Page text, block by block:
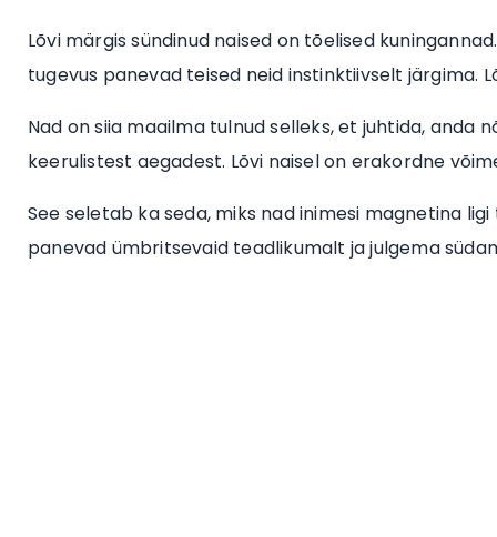
Lõvi märgis sündinud naised on tõelised
tugevus panevad teised neid instinktiivselt järgima.
Nad on siia maailma tulnud selleks, et juhtida, anda
keerulistest aegadest. Lõvi naisel on erakordne
See seletab ka seda, miks nad inimesi magnetina
panevad ümbritsevaid teadlikumalt ja julgema